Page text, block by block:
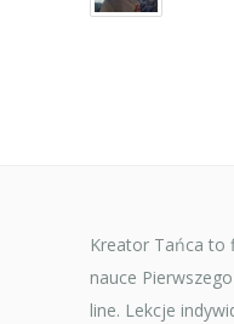
Kreator Tańca to
nauce
line. Lekcje